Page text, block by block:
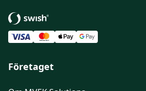
Betala med Swish
Företaget